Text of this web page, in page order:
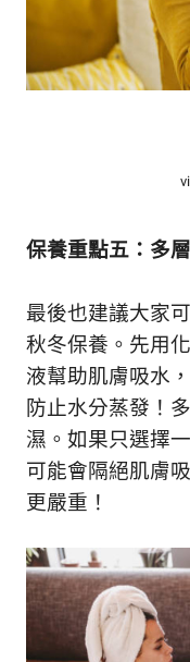
保養重點五：多
最後也建議大家
秋冬保養。先用
液幫助肌膚吸水
防止水分蒸發！
濕。如果只選擇
可能會隔絕肌膚
更嚴重！